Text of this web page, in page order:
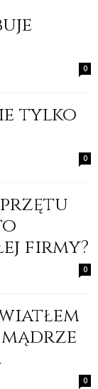
0
tylko
0
firmy?
0
mądrze
0